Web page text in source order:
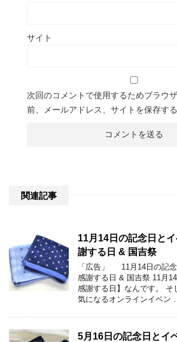
サイト
次回のコメントで使用するためブラウ
前、メールアドレス、サイトを保存する
関連記事
11月14日の記念日と
謝する日 & 国吉祭
「広告」 11月14日の記
感謝する日 & 国吉祭 11月
感謝する日】なんです。 そ
気になるオンラインイベン …
5月16日の記念日とイ